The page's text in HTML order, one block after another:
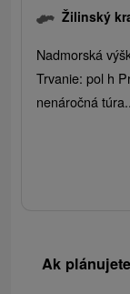
Žilinský
Nadmorská
Trvanie: pol h
nenáročná
Ak